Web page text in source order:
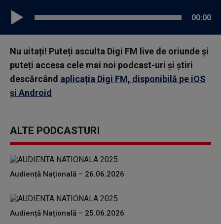
00:00
Nu uitați! Puteți asculta Digi FM live de oriunde și
puteți accesa cele mai noi podcast-uri și știri
descărcând aplicația Digi FM, disponibilă pe iOS
și Android
ALTE PODCASTURI
Audiență Națională – 26.06.2026
Audiență Națională – 25.06.2026